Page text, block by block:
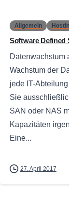
Allgemein
Software Defined
Datenwachstum
Wachstum der
jede IT-
Sie
SAN oder NAS
Kapazitäten
Eine...
27. April 2017